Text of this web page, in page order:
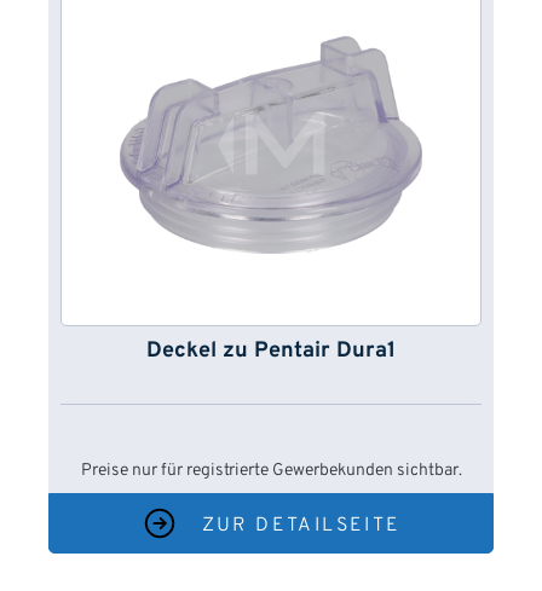
Deckel zu Pentair Dura1
Preise nur für registrierte Gewerbekunden sichtbar.
ZUR DETAILSEITE